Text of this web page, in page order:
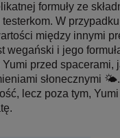
formuły ze
W
między innymi
wegański i jego
przed spacerami,
słonecznymi
lecz poza tym,